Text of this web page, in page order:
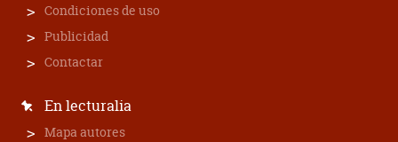
Condiciones de uso
Publicidad
Contactar
En lecturalia
Mapa autores